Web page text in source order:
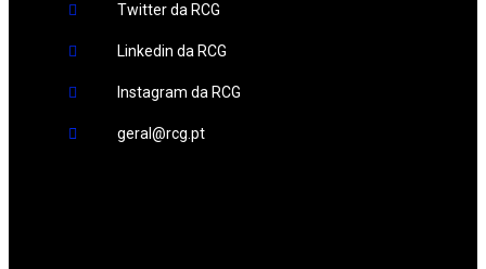
Twitter da RCG
Linkedin da RCG
Instagram da RCG
geral@rcg.pt